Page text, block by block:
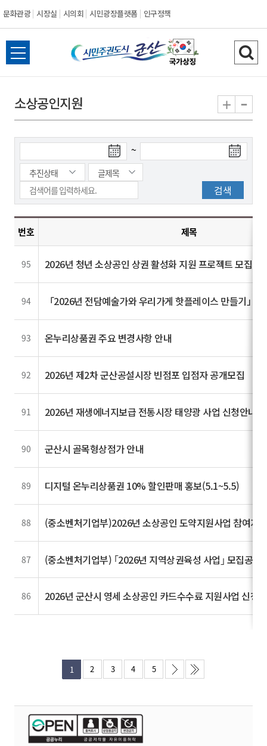
문화관광 시장실 시의회 시민광장플랫폼 인구정책
시
민
권
도
시
군
산
전
체
뉴
열
검
색
기
소상공인지원 + -
~
번호 제목
95 2026년 청년 소상공인 상권 활성화 지원 프로젝트 모집 안
94 「2026년 전담예술가와 우리가게 핫플레이스 만들기」
93 온누리상품권 주요 변경사항 안내
92 2026년 제2차 군산공설시장 빈점포 입점자 공개모집
91 2026년 재생에너지보급 전통시장 태양광 사업 신청안내
90 군산시 골목형상점가 안내
89 디지털 온누리상품권 10% 할인판매 홍보(5.1~5.5)
88 (중소벤처기업부)2026년 소상공인 도약지원사업 참여자
87 (중소벤처기업부) ｢2026년 지역상권육성 사업｣ 모집공고
86 2026년 군산시 영세 소상공인 카드수수료 지원사업 신청
1 2 3 4 5